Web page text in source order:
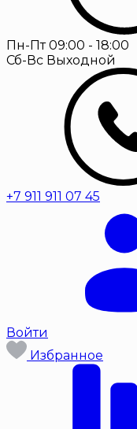
Пн-Пт09:00 - 18:00
Сб-Вс Выходной
+7 911 911 07 45
Войти
Избранное